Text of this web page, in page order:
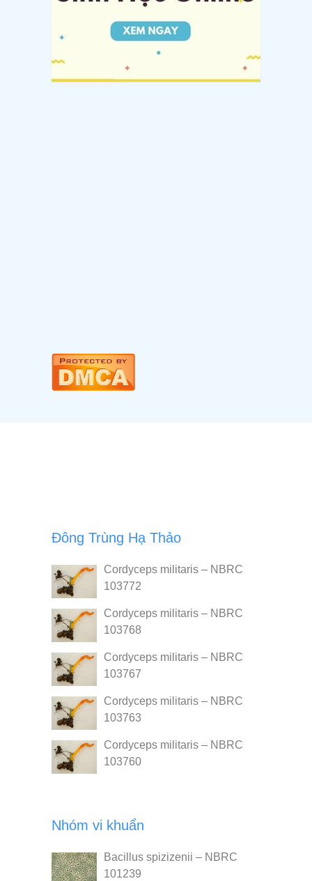
Đông Trùng Hạ Thảo
Cordyceps militaris – NBRC
103772
Cordyceps militaris – NBRC
103768
Cordyceps militaris – NBRC
103767
Cordyceps militaris – NBRC
103763
Cordyceps militaris – NBRC
103760
Nhóm vi khuẩn
Bacillus spizizenii – NBRC
101239